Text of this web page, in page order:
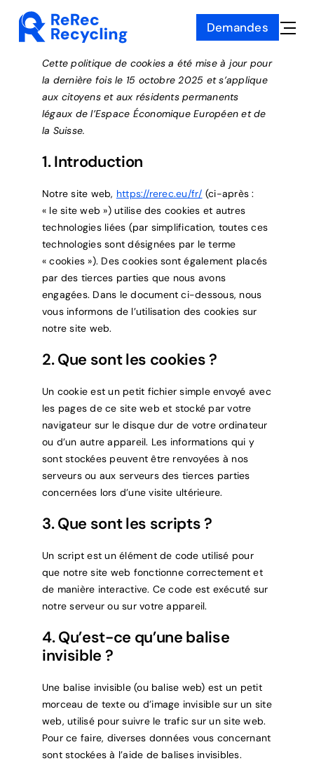
content
Demandes
Toggle
Cette politique de cookies a été mise à jour pour
la dernière fois le 15 octobre 2025 et s’applique
aux citoyens et aux résidents permanents
légaux de l’Espace Économique Européen et de
la Suisse.
1. Introduction
Notre site web, https://rerec.eu/fr/ (ci-après :
« le site web ») utilise des cookies et autres
technologies liées (par simplification, toutes ces
technologies sont désignées par le terme
« cookies »). Des cookies sont également placés
par des tierces parties que nous avons
engagées. Dans le document ci-dessous, nous
vous informons de l’utilisation des cookies sur
notre site web.
2. Que sont les cookies ?
Un cookie est un petit fichier simple envoyé avec
les pages de ce site web et stocké par votre
navigateur sur le disque dur de votre ordinateur
ou d’un autre appareil. Les informations qui y
sont stockées peuvent être renvoyées à nos
serveurs ou aux serveurs des tierces parties
concernées lors d’une visite ultérieure.
3. Que sont les scripts ?
Un script est un élément de code utilisé pour
que notre site web fonctionne correctement et
de manière interactive. Ce code est exécuté sur
notre serveur ou sur votre appareil.
4. Qu’est-ce qu’une balise
invisible ?
Une balise invisible (ou balise web) est un petit
morceau de texte ou d’image invisible sur un site
web, utilisé pour suivre le trafic sur un site web.
Pour ce faire, diverses données vous concernant
sont stockées à l’aide de balises invisibles.